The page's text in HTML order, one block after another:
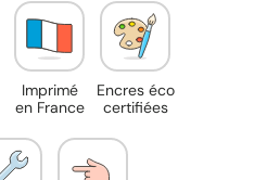
Imprimé
en France
Encres éco
certifiées